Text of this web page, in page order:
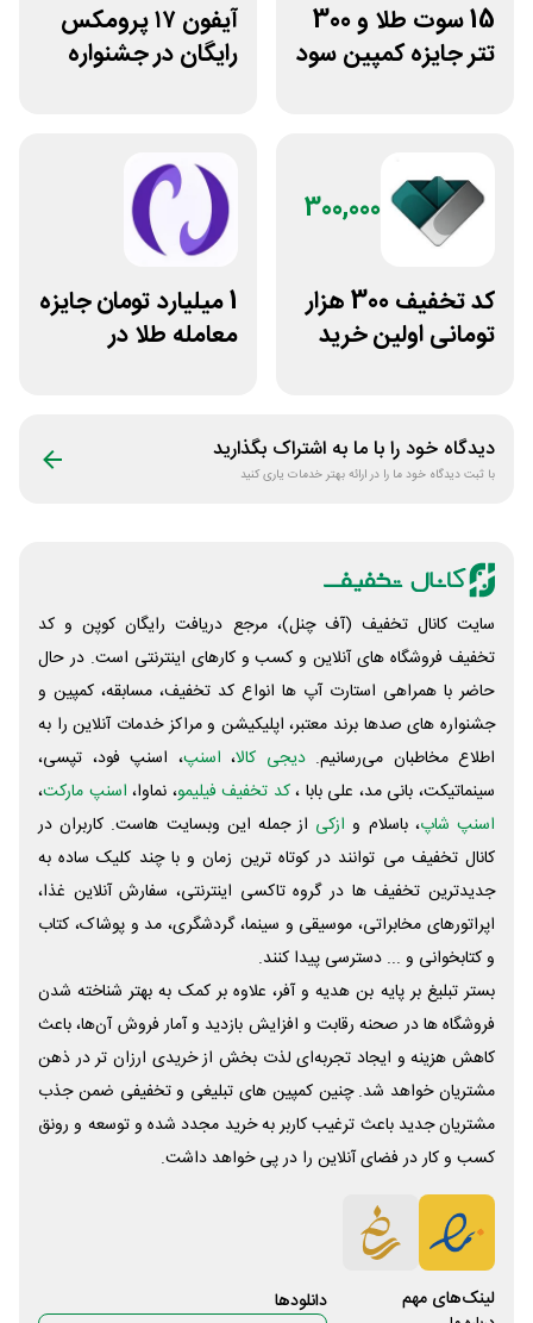
15 سوت طلا و 300
تتر جایزه کمپین سود
آیفون ۱۷ پرومکس
رایگان در جشنواره
300,000
کد تخفیف 300 هزار
تومانی اولین خرید
1 میلیارد تومان جایزه
معامله طلا در
دیدگاه خود را با ما به اشتراک بگذارید
با ثبت دیدگاه خود ما را در ارائه بهتر خدمات یاری کنید
سایت کانال تخفیف (آف چنل)، مرجع دریافت رایگان کوپن و کد
تخفیف فروشگاه های آنلاین و کسب و‌ کارهای اینترنتی است. در حال
حاضر با همراهی استارت آپ ها انواع کد تخفیف، مسابقه، کمپین و
جشنواره های صدها برند معتبر، اپلیکیشن و مراکز خدمات آنلاین را به
اطلاع مخاطبان می‌رسانیم. دیجی کالا، اسنپ، اسنپ فود، تپسی،
سینماتیکت، بانی مد، علی‌ بابا ،کد تخفیف فیلیمو، نماوا، اسنپ مارکت،
اسنپ شاپ، باسلام و ازکی از جمله این وبسایت ‌هاست. کاربران در
کانال تخفیف می توانند در کوتاه ترین زمان و با چند کلیک ساده به
جدیدترین تخفیف ها در گروه تاکسی اینترنتی، سفارش آنلاین غذا،
اپراتورهای مخابراتی، موسیقی و سینما، گردشگری، مد و پوشاک، کتاب
و کتابخوانی و ... دسترسی پیدا کنند.
بستر تبلیغ بر پایه بن هدیه و آفر، علاوه بر کمک به بهتر شناخته شدن
فروشگاه ها در صحنه رقابت و افزایش بازدید و آمار فروش آن‌ها، باعث
کاهش هزینه و ایجاد تجربه‌ای لذت بخش از خریدی ارزان تر در ذهن
مشتریان خواهد شد. چنین کمپین های تبلیغی و تخفیفی ضمن جذب
مشتریان جدید باعث ترغیب کاربر به خرید مجدد شده و توسعه و رونق
کسب و کار در فضای آنلاین را در پی خواهد داشت.
لینک‌های مهم دانلود‌ها